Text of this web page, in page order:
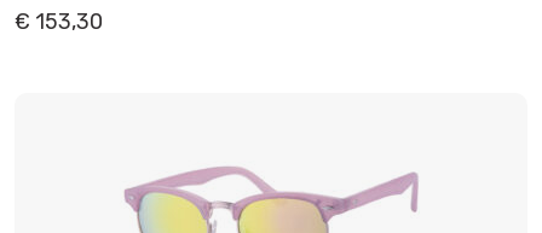
€ 153,30